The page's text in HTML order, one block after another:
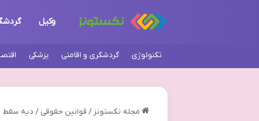
وکیل
تکنولوژی گردشگری و اقامتی پزشکی
مجله نکستونز / قوانین حقوقی / دیه سقط